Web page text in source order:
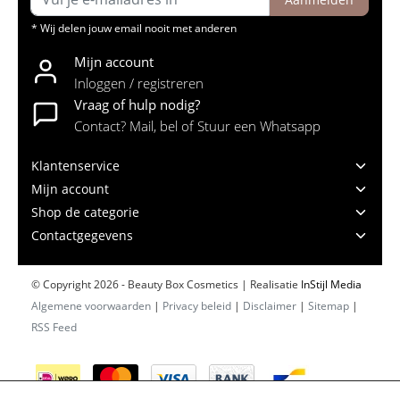
* Wij delen jouw email nooit met anderen
Mijn account
Inloggen / registreren
Vraag of hulp nodig?
Contact? Mail, bel of Stuur een Whatsapp
Klantenservice
Mijn account
Shop de categorie
Contactgegevens
© Copyright 2026 - Beauty Box Cosmetics | Realisatie InStijl Media
Algemene voorwaarden | Privacy beleid | Disclaimer | Sitemap |
RSS Feed